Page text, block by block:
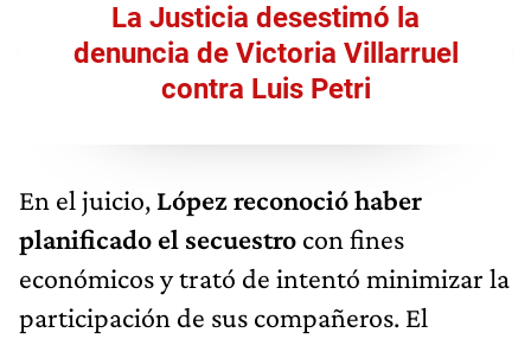
La Justicia desestimó la
denuncia de Victoria Villarruel
contra Luis Petri
En el juicio, López reconoció haber
planificado el secuestro con fines
económicos y trató de intentó minimizar la
participación de sus compañeros. El